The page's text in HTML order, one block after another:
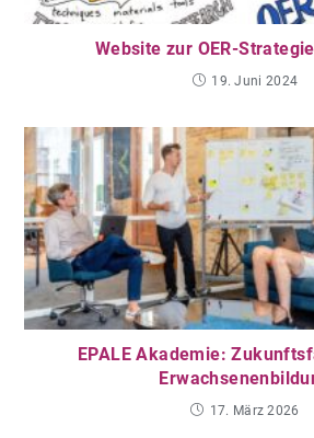
Website zur OER-
19. Juni 2024
EPALE Akademie:
17. März 2026